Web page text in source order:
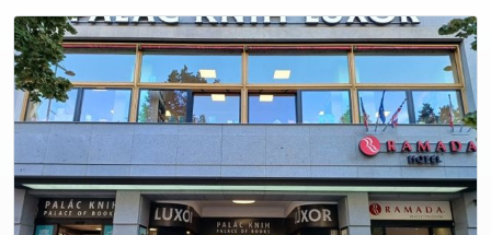
photo 5